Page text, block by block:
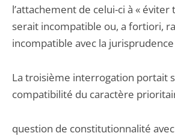
l’attachement de celui-ci à «
serait incompatible ou, a fortiori,
incompatible avec la
La troisième interrogation portait
compatibilité du caractère
question de constitutionnalité